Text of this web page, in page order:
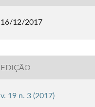
16/12/2017
EDIÇÃO
v. 19 n. 3 (2017)